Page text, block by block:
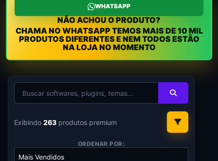
WHATSAPP
NÃO ACHOU O PRODUTO?
CHAMA NO WHATSAPP TEMOS MAIS DE 10 MIL
PRODUTOS DIFERENTES E NEM TODOS ESTÃO
NA LOJA NO MOMENTO
Exibindo 263 produtos premium
ORDENAR POR: